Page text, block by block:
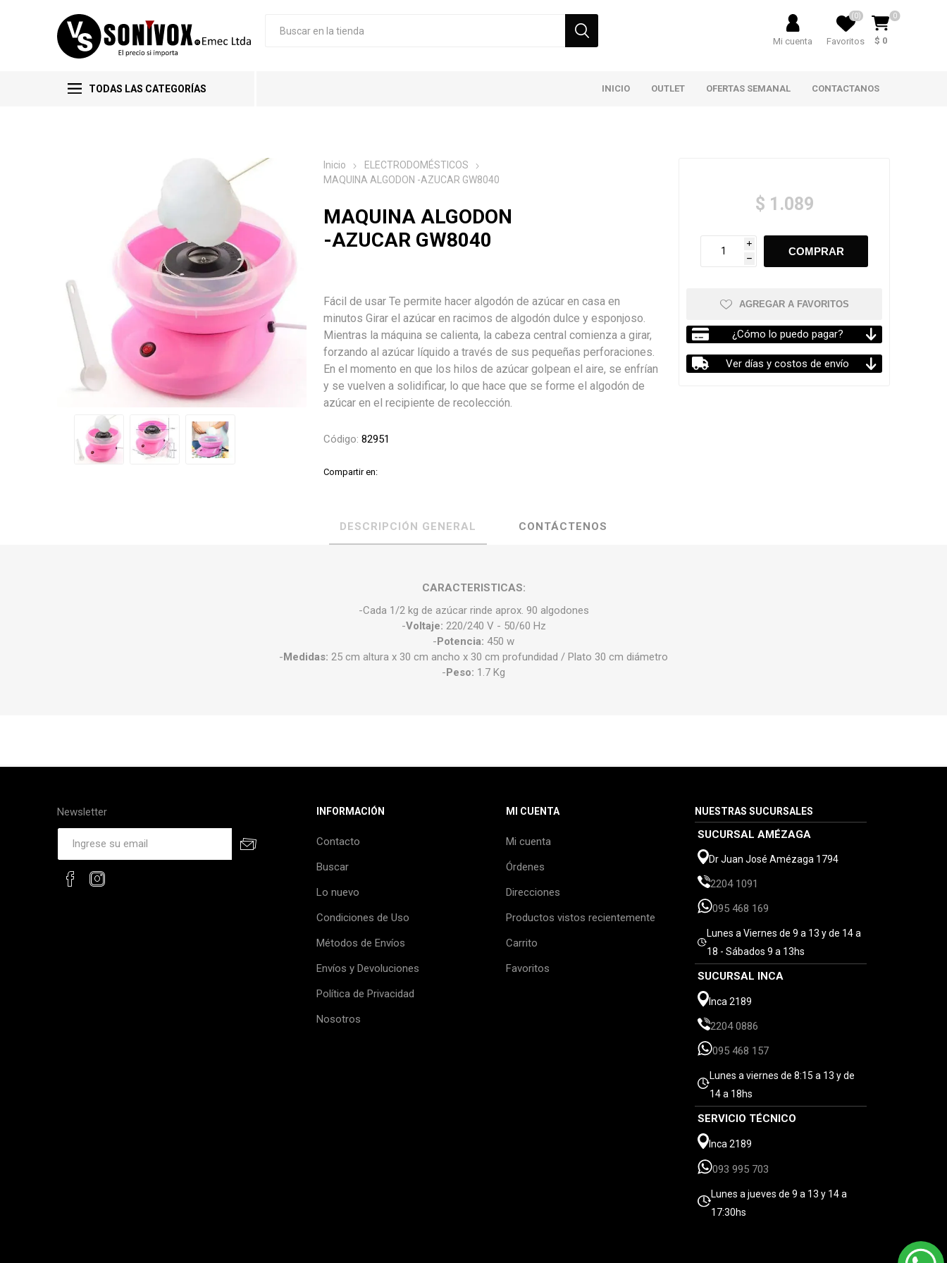
Mi cuenta Favoritos
(0) 0
$ 0
TODAS LAS CATEGORÍAS INICIO OUTLET OFERTAS SEMANAL CONTACTANOS
Inicio
ELECTRODOMÉSTICOS
MAQUINA ALGODON -AZUCAR GW8040
MAQUINA ALGODON
-AZUCAR GW8040
Fácil de usar Te permite hacer algodón de azúcar en casa en
minutos Girar el azúcar en racimos de algodón dulce y esponjoso.
Mientras la máquina se calienta, la cabeza central comienza a girar,
forzando al azúcar líquido a través de sus pequeñas perforaciones.
En el momento en que los hilos de azúcar golpean el aire, se enfrían
y se vuelven a solidificar, lo que hace que se forme el algodón de
azúcar en el recipiente de recolección.
Código: 82951
Compartir en:
$ 1.089
i
h
AGREGAR A FAVORITOS
¿Cómo lo puedo pagar?
Ver días y costos de envío
DESCRIPCIÓN GENERAL CONTÁCTENOS
CARACTERISTICAS:
-Cada 1/2 kg de azúcar rinde aprox. 90 algodones
-Voltaje: 220/240 V - 50/60 Hz
-Potencia: 450 w
-Medidas: 25 cm altura x 30 cm ancho x 30 cm profundidad / Plato 30 cm diámetro
-Peso: 1.7 Kg
Newsletter INFORMACIÓN
Contacto
Buscar
Lo nuevo
Condiciones de Uso
Métodos de Envíos
Envíos y Devoluciones
Política de Privacidad
Nosotros
MI CUENTA
Mi cuenta
Órdenes
Direcciones
Productos vistos recientemente
Carrito
Favoritos
NUESTRAS SUCURSALES
SUCURSAL AMÉZAGA
Dr Juan José Amézaga 1794
2204 1091
095 468 169
Lunes a Viernes de 9 a 13 y de 14 a
18 - Sábados 9 a 13hs
SUCURSAL INCA
Inca 2189
2204 0886
095 468 157
Lunes a viernes de 8:15 a 13 y de
14 a 18hs
SERVICIO TÉCNICO
Inca 2189
093 995 703
Lunes a jueves de 9 a 13 y 14 a
17:30hs